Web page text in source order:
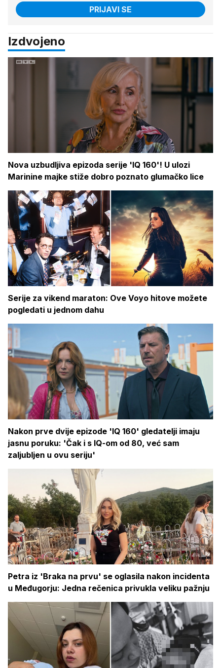
PRIJAVI SE
Izdvojeno
Nova uzbudljiva epizoda serije 'IQ 160'! U ulozi
Marinine majke stiže dobro poznato glumačko lice
Serije za vikend maraton: Ove Voyo hitove možete
pogledati u jednom dahu
Nakon prve dvije epizode 'IQ 160' gledatelji imaju
jasnu poruku: 'Čak i s IQ-om od 80, već sam
zaljubljen u ovu seriju'
Petra iz 'Braka na prvu' se oglasila nakon incidenta
u Međugorju: Jedna rečenica privukla veliku pažnju